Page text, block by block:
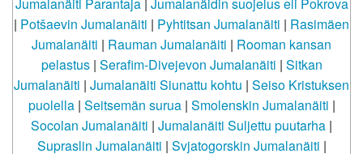
Jumalanäiti Parantaja| Jumalanäidin suojelus eli Pokrova
| Potšaevin Jumalanäiti | Pyhtitsan Jumalanäiti | Rasimäen
Jumalanäiti | Rauman Jumalanäiti | Rooman kansan
pelastus| Serafim-Divejevon Jumalanäiti | Sitkan
Jumalanäiti | Jumalanäiti Siunattu kohtu | Seiso Kristuksen
puolella| Seitsemän surua| Smolenskin Jumalanäiti |
Socolan Jumalanäiti | Jumalanäiti Suljettu puutarha |
Supraslin Jumalanäiti | Svjatogorskin Jumalanäiti |